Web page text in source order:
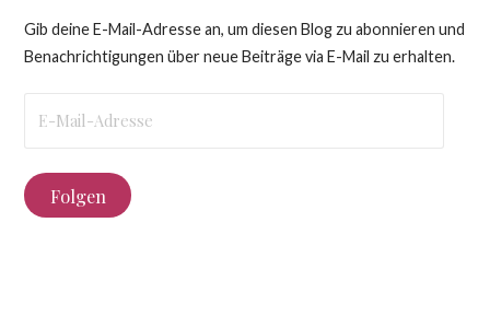
Gib deine E-Mail-Adresse an, um diesen Blog zu abonnieren und
Benachrichtigungen über neue Beiträge via E-Mail zu erhalten.
Mail-
Folgen